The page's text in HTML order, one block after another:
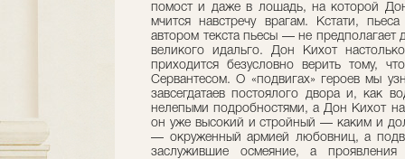
помост и даже в лошадь, на которой
мчится навстречу врагам. Кстати,
автором текста пьесы — не предполагает
великого идальго. Дон Кихот
приходится безусловно верить тому,
Сервантесом. О «подвигах» героев мы
завсегдатаев постоялого двора и, как
нелепыми подробностями, а Дон Кихот
он уже высокий и стройный — каким и
— окруженный армией любовниц, а
заслужившие осмеяние, а